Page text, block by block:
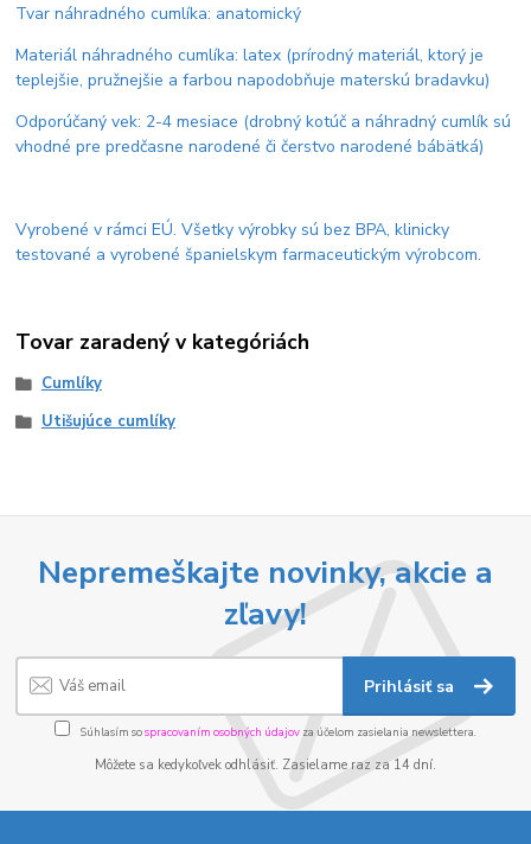
Tvar náhradného cumlíka: anatomický
Materiál náhradného cumlíka: latex (prírodný materiál, ktorý je
teplejšie, pružnejšie a farbou napodobňuje materskú bradavku)
Odporúčaný vek: 2-4 mesiace (drobný kotúč a náhradný cumlík sú
vhodné pre predčasne narodené či čerstvo narodené bábätká)
Vyrobené v rámci EÚ. Všetky výrobky sú bez BPA, klinicky
testované a vyrobené španielskym farmaceutickým výrobcom.
Tovar zaradený v kategóriách
Cumlíky
Utišujúce cumlíky
Nepremeškajte novinky, akcie a
zľavy!
Prihlásiť sa
Súhlasím sospracovaním osobných údajov za účelom zasielania newslettera.
Môžete sa kedykoľvek odhlásiť. Zasielame raz za 14 dní.